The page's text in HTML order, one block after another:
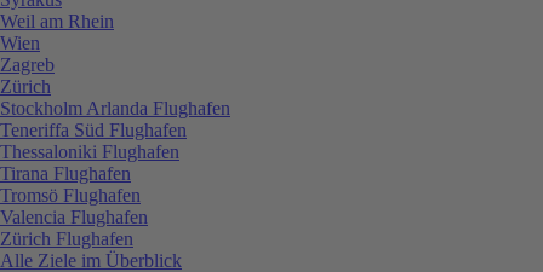
Weil am Rhein
Wien
Zagreb
Zürich
Stockholm Arlanda Flughafen
Teneriffa Süd Flughafen
Thessaloniki Flughafen
Tirana Flughafen
Tromsö Flughafen
Valencia Flughafen
Zürich Flughafen
Alle Ziele im Überblick